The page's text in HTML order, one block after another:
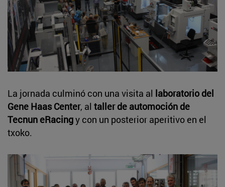
La jornada culminó con una visita al laboratorio del
Gene Haas Center, al taller de automoción de
Tecnun eRacingy con un posterior aperitivo en el
txoko.